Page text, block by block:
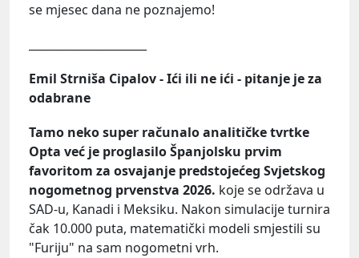
se mjesec dana ne poznajemo!
Emil Strniša Cipalov - Ići ili ne ići - pitanje je za
odabrane
Tamo neko super računalo analitičke tvrtke
Opta već je proglasilo Španjolsku prvim
favoritom za osvajanje predstojećeg Svjetskog
nogometnog prvenstva 2026. koje se održava u
SAD-u, Kanadi i Meksiku. Nakon simulacije turnira
čak 10.000 puta, matematički modeli smjestili su
"Furiju" na sam nogometni vrh.